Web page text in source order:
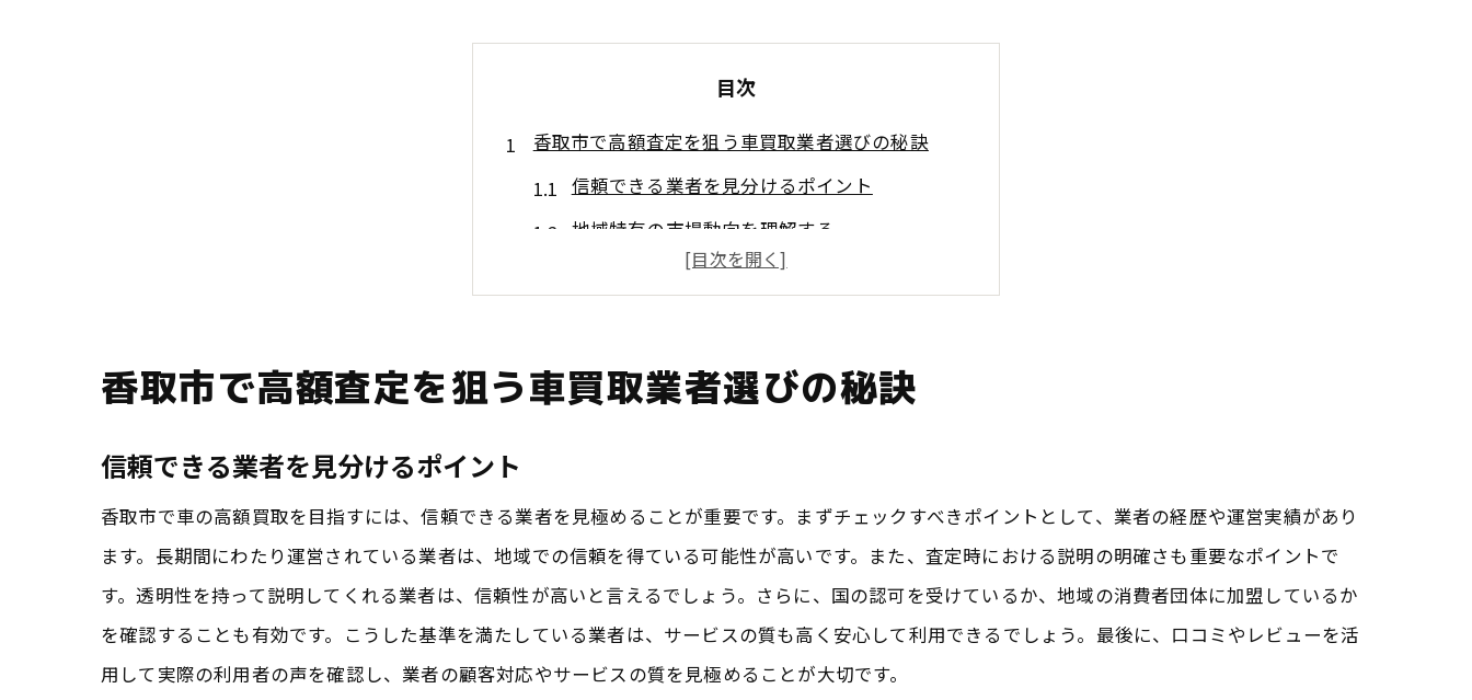
目次
香取市で高額査定を狙う車買取業者選びの秘訣
信頼できる業者を見分けるポイント
地域特有の市場動向を理解する
口コミを活用した情報収集の方法
業者選びで失敗しないための注意点
実際の買取事例から学ぶ成功法
査定額を最大化するためのヒント
香取市で高額査定を狙う車買取業者選びの秘訣
信頼できる業者を見分けるポイント
香取市で車の高額買取を目指すには、信頼できる業者を見極めることが重要です。まずチェックすべきポイントとして、業者の経歴や運営実績があり
ます。長期間にわたり運営されている業者は、地域での信頼を得ている可能性が高いです。また、査定時における説明の明確さも重要なポイントで
す。透明性を持って説明してくれる業者は、信頼性が高いと言えるでしょう。さらに、国の認可を受けているか、地域の消費者団体に加盟しているか
を確認することも有効です。こうした基準を満たしている業者は、サービスの質も高く安心して利用できるでしょう。最後に、口コミやレビューを活
用して実際の利用者の声を確認し、業者の顧客対応やサービスの質を見極めることが大切です。